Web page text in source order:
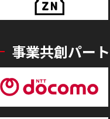
事業共創パー